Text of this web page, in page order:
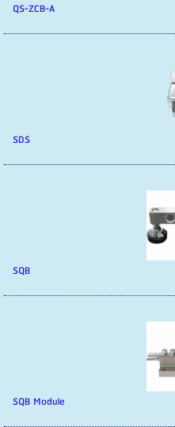
QS-ZCB-A
SDS
SQB
SQB Module